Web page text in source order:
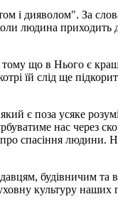
і дияволом". За
людина приходить
тому що в Нього є
їй слід ще
є поза усяке
нас через
спасіння людини.
будівничим та
культуру наших